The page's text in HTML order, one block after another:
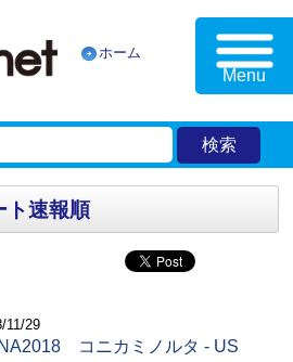
ホーム
Menu
ト速報順
11/29
コニカミノルタ - US